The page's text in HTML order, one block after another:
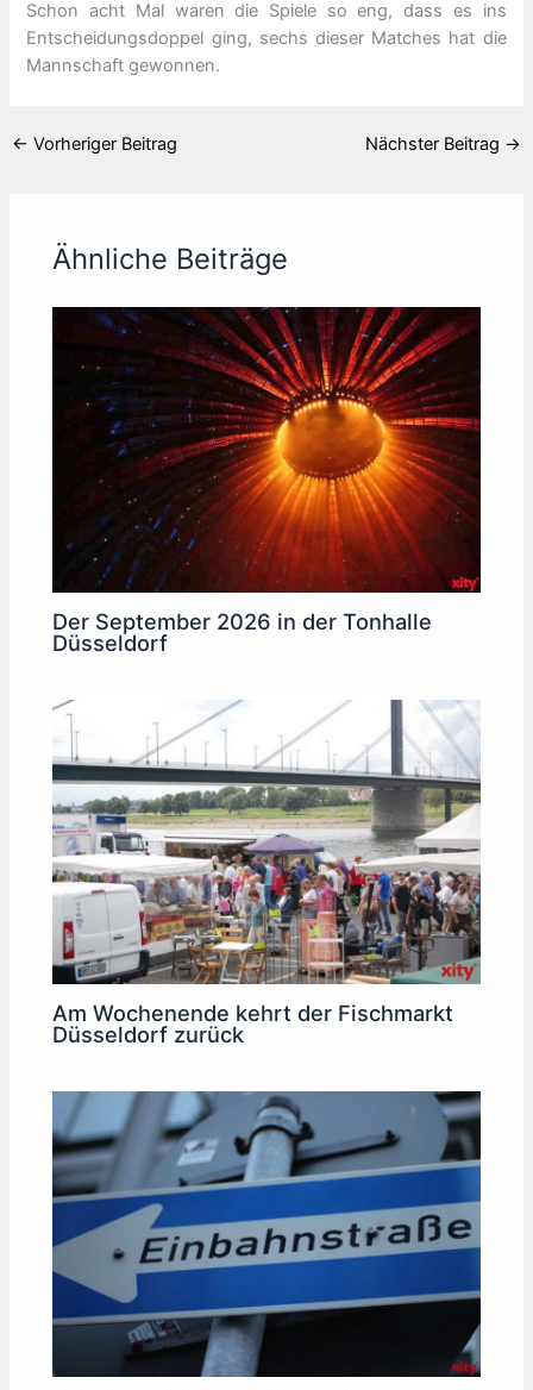
Schon acht Mal waren die Spiele so eng, dass es ins
Entscheidungsdoppel ging, sechs dieser Matches hat die
Mannschaft gewonnen.
← Vorheriger Beitrag Nächster Beitrag →
Ähnliche Beiträge
Der September 2026 in der Tonhalle
Düsseldorf
Am Wochenende kehrt der Fischmarkt
Düsseldorf zurück